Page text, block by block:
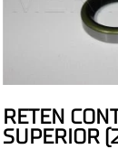
RETEN
SUPERIOR